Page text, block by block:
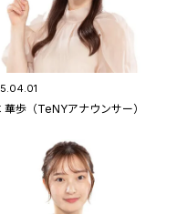
華歩（TeNYアナウンサー）